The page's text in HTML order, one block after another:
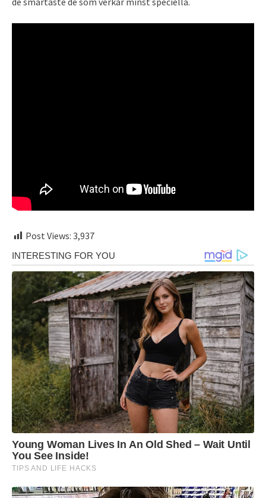
Post Views: 3,937